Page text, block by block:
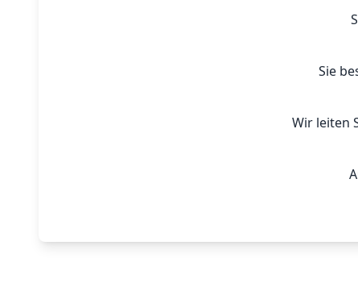
Sie
Wir leiten